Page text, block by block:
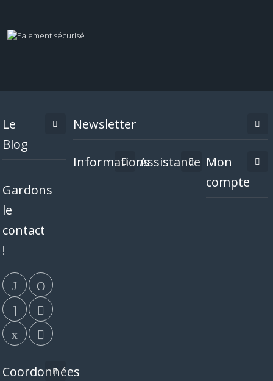
Le
Blog
Gardons
le
contact
!
Coordonnées
Newsletter
InformationsAssistance Mon
compte